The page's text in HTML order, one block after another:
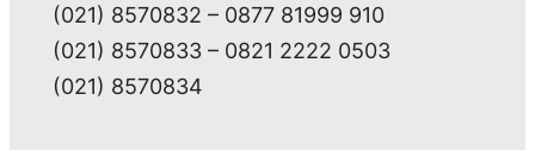
(021) 8570832 – 0877 81999 910
(021) 8570833 – 0821 2222 0503
(021) 8570834